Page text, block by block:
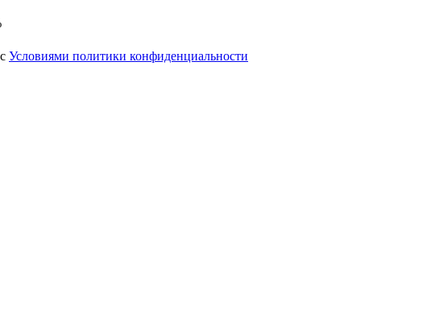
Условиями политики конфиденциальности